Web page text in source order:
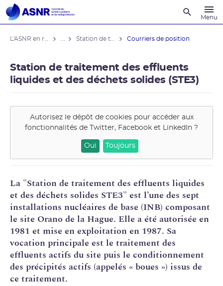
Menu
Courriers de position
Station de traitement des effluents
liquides et des déchets solides (STE3)
Autorisez le dépôt de cookies pour accéder aux
fonctionnalités de Twitter, Facebook et LinkedIn ?
Oui Toujours
La "Station de traitement des effluents liquides
et des déchets solides STE3" est l’une des sept
installations nucléaires de base (INB) composant
le site Orano de la Hague. Elle a été autorisée en
1981 et mise en exploitation en 1987. Sa
vocation principale est le traitement des
effluents actifs du site puis le conditionnement
des précipités actifs (appelés « boues ») issus de
ce traitement.